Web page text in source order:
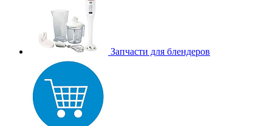
Запчасти для блендеров